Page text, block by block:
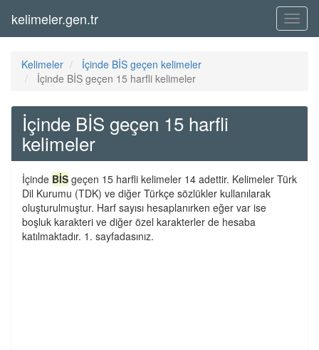
Menü
kelimeler.gen.tr
Kelimeler
İçinde BİS geçen kelimeler
İçinde BİS geçen 15 harfli kelimeler
İçinde BİS geçen 15 harfli
kelimeler
İçinde BİS geçen 15 harfli kelimeler 14 adettir. Kelimeler Türk
Dil Kurumu (TDK) ve diğer Türkçe sözlükler kullanılarak
oluşturulmuştur. Harf sayısı hesaplanırken eğer var ise
boşluk karakteri ve diğer özel karakterler de hesaba
katılmaktadır. 1. sayfadasınız.